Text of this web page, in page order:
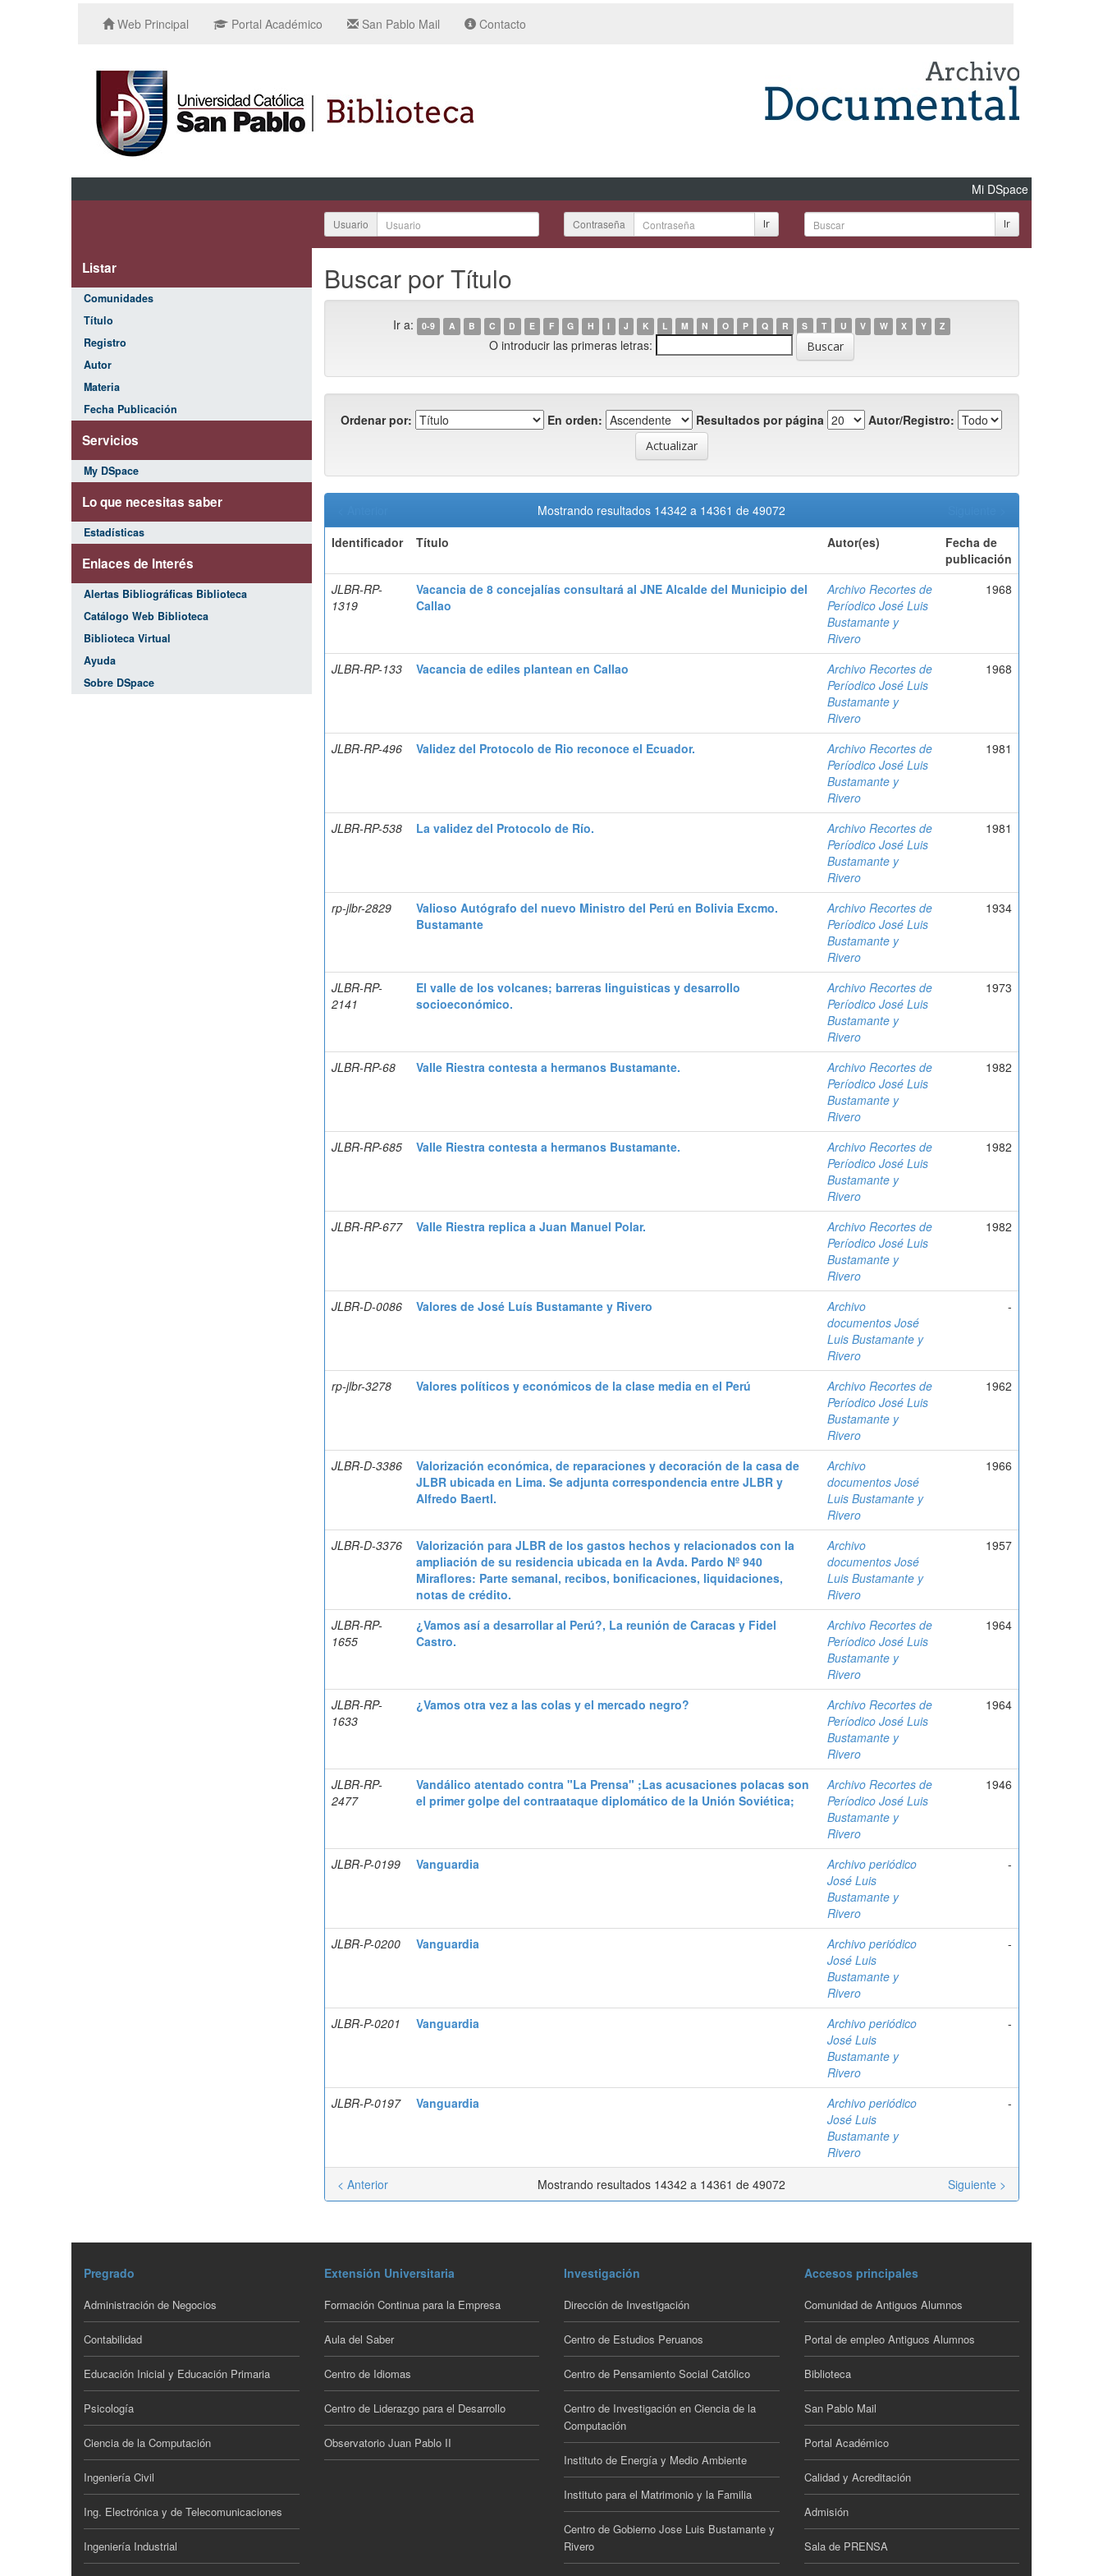
Web Principal Portal Académico San Pablo Mail Contacto
Mi DSpace
Usuario Contraseña Ir Ir
Listar
Comunidades
Título
Registro
Autor
Materia
Fecha Publicación
Servicios
My DSpace
Lo que necesitas saber
Estadísticas
Enlaces de Interés
Alertas Bibliográficas Biblioteca
Catálogo Web Biblioteca
Biblioteca Virtual
Ayuda
Sobre DSpace
Buscar por Título
Ir a: 0-9 A B C D E F G H I J K L M N O P Q R S T U V W X Y Z
O introducir las primeras letras:
Ordenar por: En orden: Resultados por página Autor/Registro:
Mostrando resultados 14342 a 14361 de 49072
Identificador
Título Autor(es)
Fecha de
publicación
JLBR-RP-
1319
Vacancia de 8 concejalías consultará al JNE Alcalde del Municipio del
Callao
Archivo Recortes de
Períodico José Luis
Bustamante y
Rivero
1968
JLBR-RP-133 Vacancia de ediles plantean en Callao
Archivo Recortes de
Períodico José Luis
Bustamante y
Rivero
1968
JLBR-RP-496 Validez del Protocolo de Rio reconoce el Ecuador.
Archivo Recortes de
Períodico José Luis
Bustamante y
Rivero
1981
JLBR-RP-538 La validez del Protocolo de Río.
Archivo Recortes de
Períodico José Luis
Bustamante y
Rivero
1981
rp-jlbr-2829
Valioso Autógrafo del nuevo Ministro del Perú en Bolivia Excmo.
Bustamante
Archivo Recortes de
Períodico José Luis
Bustamante y
Rivero
1934
JLBR-RP-
2141
El valle de los volcanes; barreras linguisticas y desarrollo
socioeconómico.
Archivo Recortes de
Períodico José Luis
Bustamante y
Rivero
1973
JLBR-RP-68 Valle Riestra contesta a hermanos Bustamante.
Archivo Recortes de
Períodico José Luis
Bustamante y
Rivero
1982
JLBR-RP-685 Valle Riestra contesta a hermanos Bustamante.
Archivo Recortes de
Períodico José Luis
Bustamante y
Rivero
1982
JLBR-RP-677 Valle Riestra replica a Juan Manuel Polar.
Archivo Recortes de
Períodico José Luis
Bustamante y
Rivero
1982
JLBR-D-0086 Valores de José Luís Bustamante y Rivero
Archivo
documentos José
Luis Bustamante y
Rivero
-
rp-jlbr-3278 Valores políticos y económicos de la clase media en el Perú
Archivo Recortes de
Períodico José Luis
Bustamante y
Rivero
1962
JLBR-D-3386
Valorización económica, de reparaciones y decoración de la casa de
JLBR ubicada en Lima. Se adjunta correspondencia entre JLBR y
Alfredo Baertl.
Archivo
documentos José
Luis Bustamante y
Rivero
1966
JLBR-D-3376
Valorización para JLBR de los gastos hechos y relacionados con la
ampliación de su residencia ubicada en la Avda. Pardo Nº 940
Miraflores: Parte semanal, recibos, bonificaciones, liquidaciones,
notas de crédito.
Archivo
documentos José
Luis Bustamante y
Rivero
1957
JLBR-RP-
1655
¿Vamos así a desarrollar al Perú?, La reunión de Caracas y Fidel
Castro.
Archivo Recortes de
Períodico José Luis
Bustamante y
Rivero
1964
JLBR-RP-
1633
¿Vamos otra vez a las colas y el mercado negro?
Archivo Recortes de
Períodico José Luis
Bustamante y
Rivero
1964
JLBR-RP-
2477
Vandálico atentado contra "La Prensa" ;Las acusaciones polacas son
el primer golpe del contraataque diplomático de la Unión Soviética;
Archivo Recortes de
Períodico José Luis
Bustamante y
Rivero
1946
JLBR-P-0199 Vanguardia
Archivo periódico
José Luis
Bustamante y
Rivero
-
JLBR-P-0200 Vanguardia
Archivo periódico
José Luis
Bustamante y
Rivero
-
JLBR-P-0201 Vanguardia
Archivo periódico
José Luis
Bustamante y
Rivero
-
JLBR-P-0197 Vanguardia
Archivo periódico
José Luis
Bustamante y
Rivero
-
Mostrando resultados 14342 a 14361 de 49072
< Anterior Siguiente >
Pregrado
Administración de Negocios
Contabilidad
Educación Inicial y Educación Primaria
Psicología
Ciencia de la Computación
Ingeniería Civil
Ing. Electrónica y de Telecomunicaciones
Ingeniería Industrial
Extensión Universitaria
Formación Continua para la Empresa
Aula del Saber
Centro de Idiomas
Centro de Liderazgo para el Desarrollo
Observatorio Juan Pablo II
Investigación
Dirección de Investigación
Centro de Estudios Peruanos
Centro de Pensamiento Social Católico
Centro de Investigación en Ciencia de la
Computación
Instituto de Energía y Medio Ambiente
Instituto para el Matrimonio y la Familia
Centro de Gobierno Jose Luis Bustamante y
Rivero
Accesos principales
Comunidad de Antiguos Alumnos
Portal de empleo Antiguos Alumnos
Biblioteca
San Pablo Mail
Portal Académico
Calidad y Acreditación
Admisión
Sala de PRENSA